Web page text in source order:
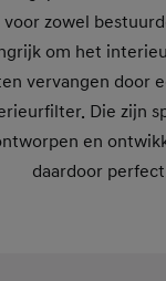
zowel
om het
vervangen door
Die zijn
en
daardoor